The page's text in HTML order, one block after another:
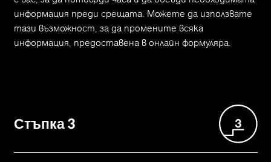
информация преди срещата. Можете да използвате
тази възможност, за да промените всяка
информация, предоставена в онлайн формуляра.
Стъпка 3